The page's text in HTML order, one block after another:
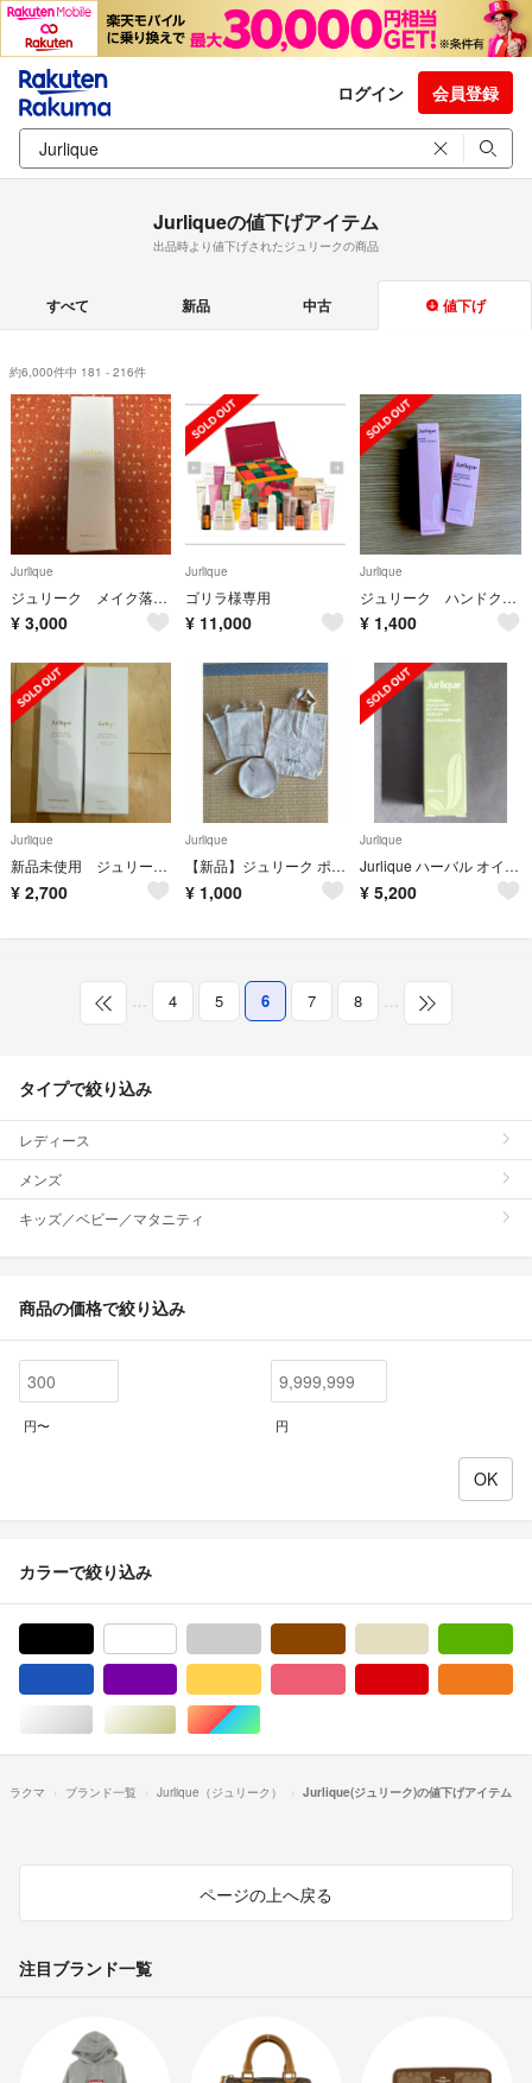
ログイン 会員登録
Jurliqueの値下げアイテム
出品時より値下げされたジュリークの商品
すべて 新品 中古 値下げ
約6,000件中 181 - 216件
Jurlique
ジュリーク メイク落とし 新品
¥ 3,000
Jurlique
ゴリラ様専用
¥ 11,000
Jurlique
ジュリーク ハンドクリームとバランシングミストセット
¥ 1,400
Jurlique
新品未使用 ジュリーク リニューバランシングクレンジングジェル ２本
¥ 2,700
Jurlique
【新品】ジュリーク ポーチ＆バッグ、AQUA ・AQUA巾着計4点！
¥ 1,000
Jurlique
Jurlique ハーバル オイルインセラム 30mL
¥ 5,200
… 4 5 6 7 8 …
タイプで絞り込み
レディース
メンズ
キッズ／ベビー／マタニティ
商品の価格で絞り込み
円〜 円
カラーで絞り込み
シルバー/銀色系ゴールド/金色系マルチカラー
ラクマ ブランド一覧 Jurlique（ジュリーク） Jurlique(ジュリーク)の値下げアイテム
ページの上へ戻る
注目ブランド一覧